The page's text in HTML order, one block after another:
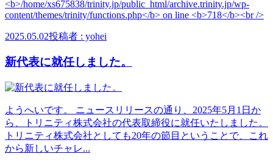
2025.05.02投稿者 : yohei
新代表に就任しました。
ようへいです。 ニュースリリースの通り、2025年5月1日か
ら、トリニティ株式会社の代表取締役に就任いたしました。
トリニティ株式会社としても20年の節目ということで、これ
から新しいチャレ...